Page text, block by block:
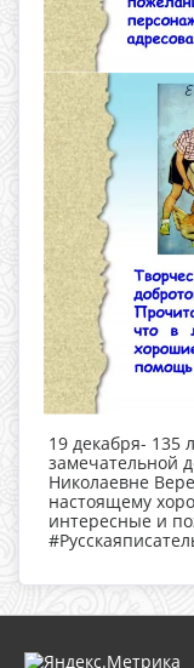
19 декабря- 135
замечательной
Николаевне
настоящему
интересные и